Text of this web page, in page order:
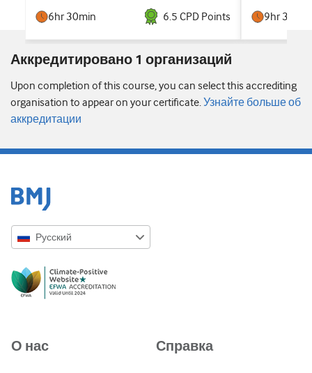
6hr 30min 6.5 CPD Points 9hr 30min
Аккредитировано 1 организаций
Upon completion of this course, you can select this accrediting
organisation to appear on your certificate. Узнайте больше об
аккредитации
Русский
Русский
ქართული
О нас Справка